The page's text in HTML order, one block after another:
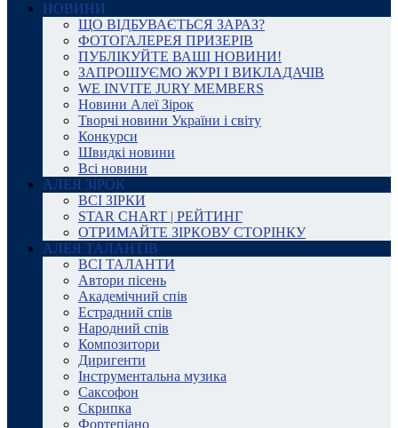
НОВИНИ
ЩО ВІДБУВАЄТЬСЯ ЗАРАЗ?
ФОТОГАЛЕРЕЯ ПРИЗЕРІВ
ПУБЛІКУЙТЕ ВАШІ НОВИНИ!
ЗАПРОШУЄМО ЖУРІ І ВИКЛАДАЧІВ
WE INVITE JURY MEMBERS
Новини Алеї Зірок
Творчі новини України і світу
Конкурси
Швидкі новини
Всі новини
АЛЕЯ ЗІРОК
ВСІ ЗІРКИ
STAR CHART | РЕЙТИНГ
ОТРИМАЙТЕ ЗІРКОВУ СТОРІНКУ
АЛЕЯ ТАЛАНТІВ
ВСІ ТАЛАНТИ
Автори пісень
Академічний спів
Естрадний спів
Народний спів
Композитори
Диригенти
Інструментальна музика
Саксофон
Скрипка
Фортепіано